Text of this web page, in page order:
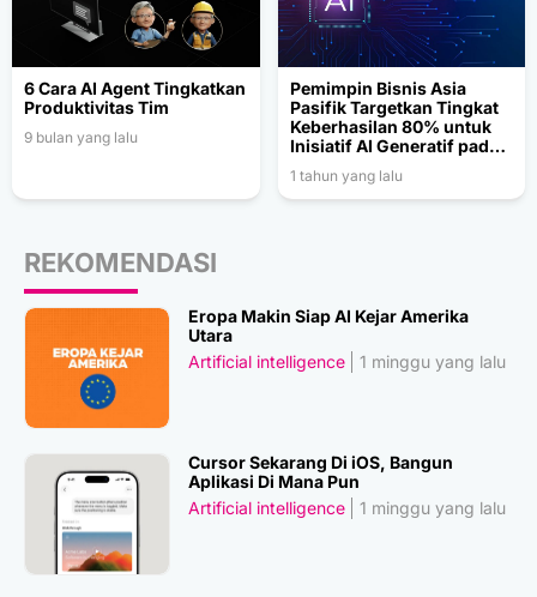
6 Cara AI Agent Tingkatkan
Produktivitas Tim
9 bulan yang lalu
Pemimpin Bisnis Asia
Pasifik Targetkan Tingkat
Keberhasilan 80% untuk
Inisiatif AI Generatif pada
1 tahun yang lalu
REKOMENDASI
Eropa Makin Siap AI Kejar Amerika
Utara
Artificial intelligence
1 minggu yang lalu
Cursor Sekarang Di iOS, Bangun
Aplikasi Di Mana Pun
Artificial intelligence
1 minggu yang lalu